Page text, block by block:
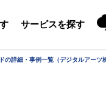
サービスを探す
の詳細・事例一覧（デジタルアーツ